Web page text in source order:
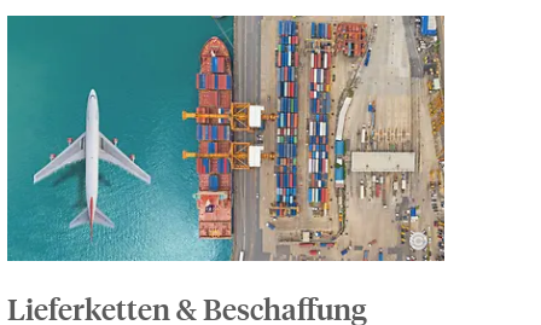
Lieferketten & Beschaffung